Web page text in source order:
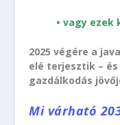
• vagy ezek
2025 végére a
elé terjesztik –
gazdálkodás
Mi várható